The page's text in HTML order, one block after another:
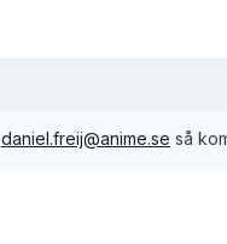
daniel.freij@anime.se så